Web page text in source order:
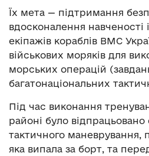
Їх мета — підтримання
вдосконалення навченості
екіпажів кораблів ВМС
військових моряків для
морських операцій
багатонаціональних
Під час виконання
районі було
тактичного маневрування,
яка випала за борт, та